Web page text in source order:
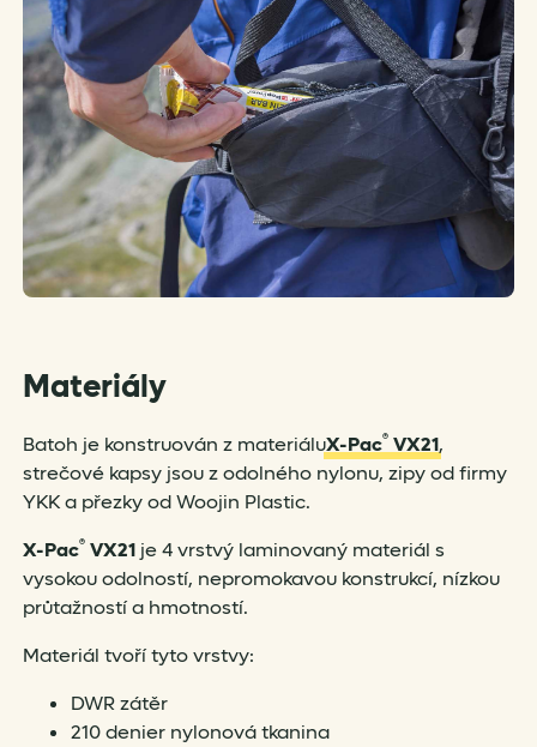
Materiály
Batoh je konstruován z materiáluX-Pac®VX21,
strečové kapsy jsou z odolného nylonu, zipy od firmy
YKK a přezky od Woojin Plastic.
X-Pac®VX21 je 4 vrstvý laminovaný materiál s
vysokou odolností, nepromokavou konstrukcí, nízkou
průtažností a hmotností.
Materiál tvoří tyto vrstvy:
DWR zátěr
210 denier nylonová tkanina